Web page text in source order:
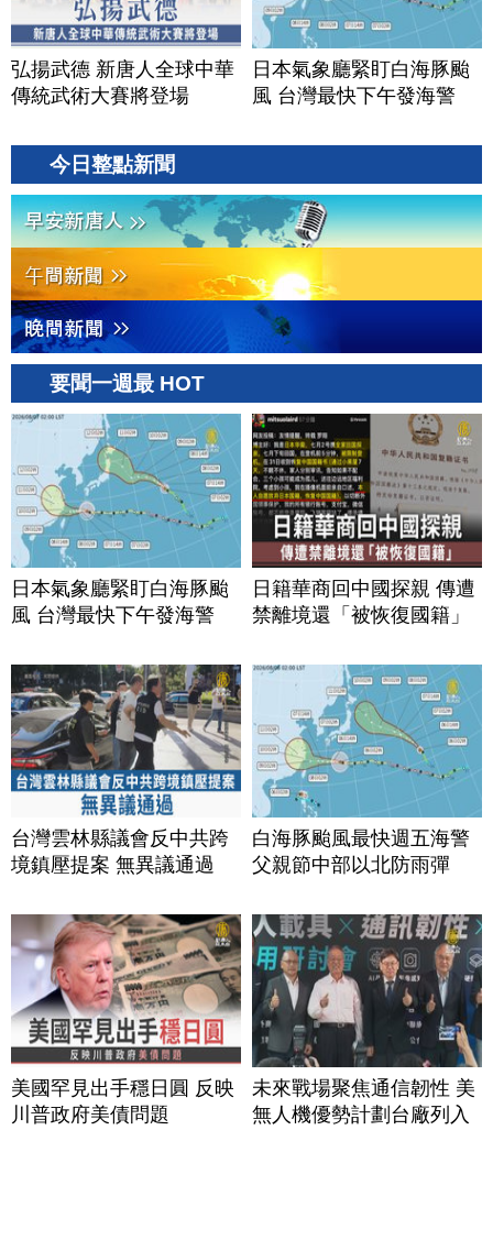
弘揚武德 新唐人全球中華
傳統武術大賽將登場
日本氣象廳緊盯白海豚颱
風 台灣最快下午發海警
今日整點新聞
要聞一週最 HOT
日本氣象廳緊盯白海豚颱
風 台灣最快下午發海警
日籍華商回中國探親 傳遭
禁離境還「被恢復國籍」
台灣雲林縣議會反中共跨
境鎮壓提案 無異議通過
白海豚颱風最快週五海警
父親節中部以北防雨彈
美國罕見出手穩日圓 反映
川普政府美債問題
未來戰場聚焦通信韌性 美
無人機優勢計劃台廠列入